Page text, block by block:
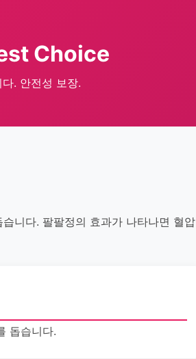
Choice
. 안전성 보장.
니다. 팔팔정의 효과가 나타나면 혈압
돕습니다.